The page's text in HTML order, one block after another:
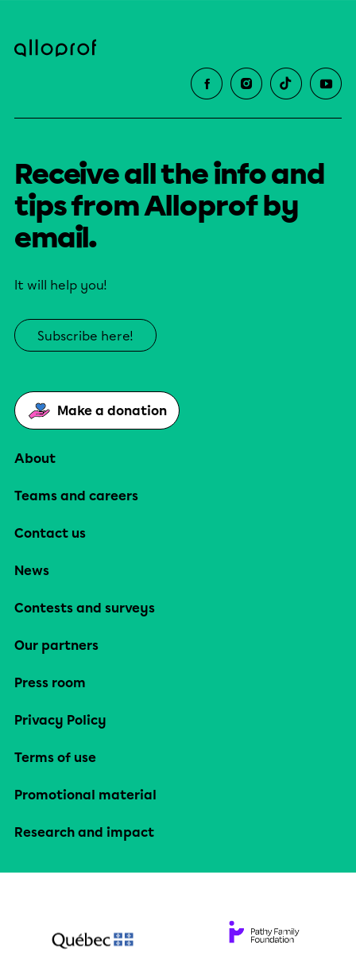
Receive all the info and
tips from Alloprof by
email.
It will help you!
Subscribe here!
Make a donation
About
Teams and careers
Contact us
News
Contests and surveys
Our partners
Press room
Privacy Policy
Terms of use
Promotional material
Research and impact